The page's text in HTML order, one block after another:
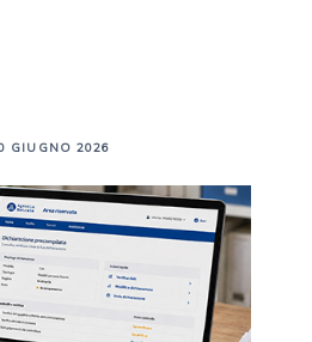
GIUGNO 2026